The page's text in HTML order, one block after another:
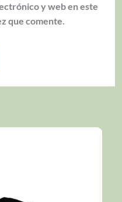
y web en este
que comente.